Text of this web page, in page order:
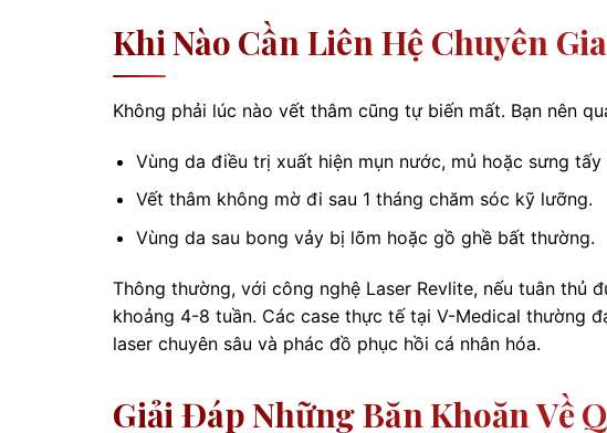
Khi Nào Cần Liên Hệ Chuyên
Không phải lúc nào vết thâm cũng tự biến mất. Bạn nên
Vùng da điều trị xuất hiện mụn nước, mủ hoặc sưng
Vết thâm không mờ đi sau 1 tháng chăm sóc kỹ lưỡng.
Vùng da sau bong vảy bị lõm hoặc gồ ghề bất thường.
Thông thường, với công nghệ Laser Revlite, nếu tuân thủ
khoảng 4-8 tuần. Các case thực tế tại V-Medical thường
laser chuyên sâu và phác đồ phục hồi cá nhân hóa.
Giải Đáp Những Băn Khoăn Về